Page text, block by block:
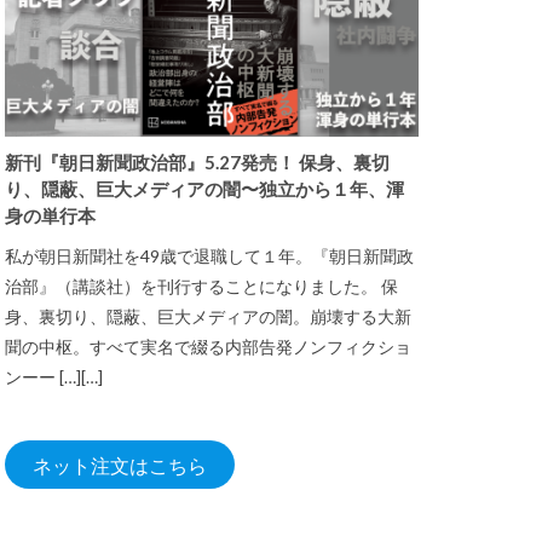
新刊『朝日新聞政治部』5.27発売！ 保身、裏切
り、隠蔽、巨大メディアの闇〜独立から１年、渾
身の単行本
私が朝日新聞社を49歳で退職して１年。『朝日新聞政
治部』（講談社）を刊行することになりました。 保
身、裏切り、隠蔽、巨大メディアの闇。崩壊する大新
聞の中枢。すべて実名で綴る内部告発ノンフィクショ
ンーー […][…]
ネット注文はこちら